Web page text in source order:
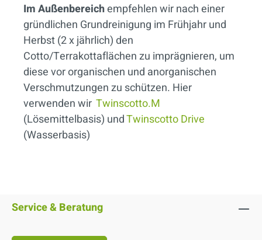
Im Außenbereichempfehlen wir nach einer
gründlichen Grundreinigung im Frühjahr und
Herbst (2 x jährlich) den
Cotto/Terrakottaflächen zu imprägnieren, um
diese vor organischen und anorganischen
Verschmutzungen zu schützen. Hier
verwenden wir Twinscotto.M
(Lösemittelbasis) undTwinscotto Drive
(Wasserbasis)
Service & Beratung